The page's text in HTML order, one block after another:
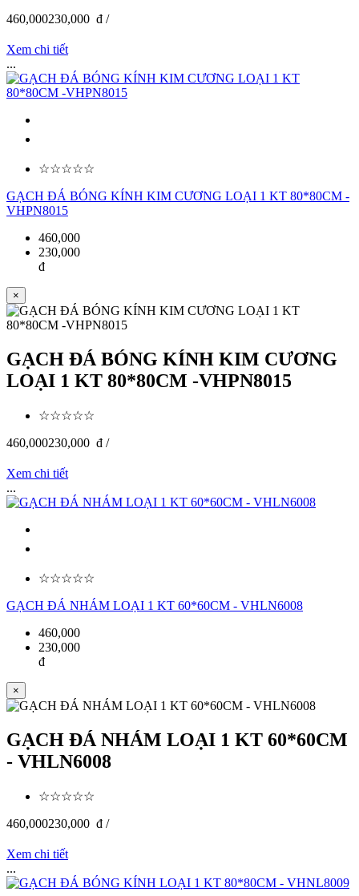
460,000230,000 đ /
Xem chi tiết
...
☆☆☆☆☆
GẠCH ĐÁ BÓNG KÍNH KIM CƯƠNG LOẠI 1 KT 80*80CM -
VHPN8015
460,000
230,000
đ
×
GẠCH ĐÁ BÓNG KÍNH KIM CƯƠNG
LOẠI 1 KT 80*80CM -VHPN8015
☆☆☆☆☆
460,000230,000 đ /
Xem chi tiết
...
☆☆☆☆☆
GẠCH ĐÁ NHÁM LOẠI 1 KT 60*60CM - VHLN6008
460,000
230,000
đ
×
GẠCH ĐÁ NHÁM LOẠI 1 KT 60*60CM
- VHLN6008
☆☆☆☆☆
460,000230,000 đ /
Xem chi tiết
...